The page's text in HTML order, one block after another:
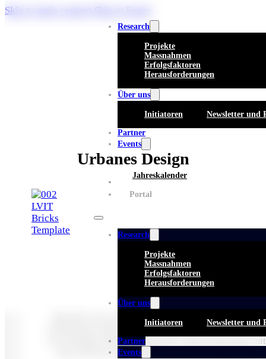
Skip to main content
Research
Projekte
Massnahmen
Erfolgsfaktoren
Herausforderungen
Über uns
Initiatoren Newsletter und
Partner
Events
Jahreskalender
Whitepaper
Portal
Research
Projekte
Massnahmen
Erfolgsfaktoren
Herausforderungen
Über uns
Initiatoren Newsletter und
Partner
Events
Urbanes Design
Bezieht sich auf gestalterische Aufwertungen des
öffentlichen Raums durch Kunst, Mobiliar, Parklets,
neue Beläge, Beleuchtung oder Wasserelemente mit
dem Ziel der Erhöhung der Aufenthaltsqualität.